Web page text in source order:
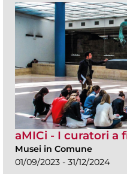
aMICi - I curatori a
Musei in Comune
01/09/2023 - 31/12/2024